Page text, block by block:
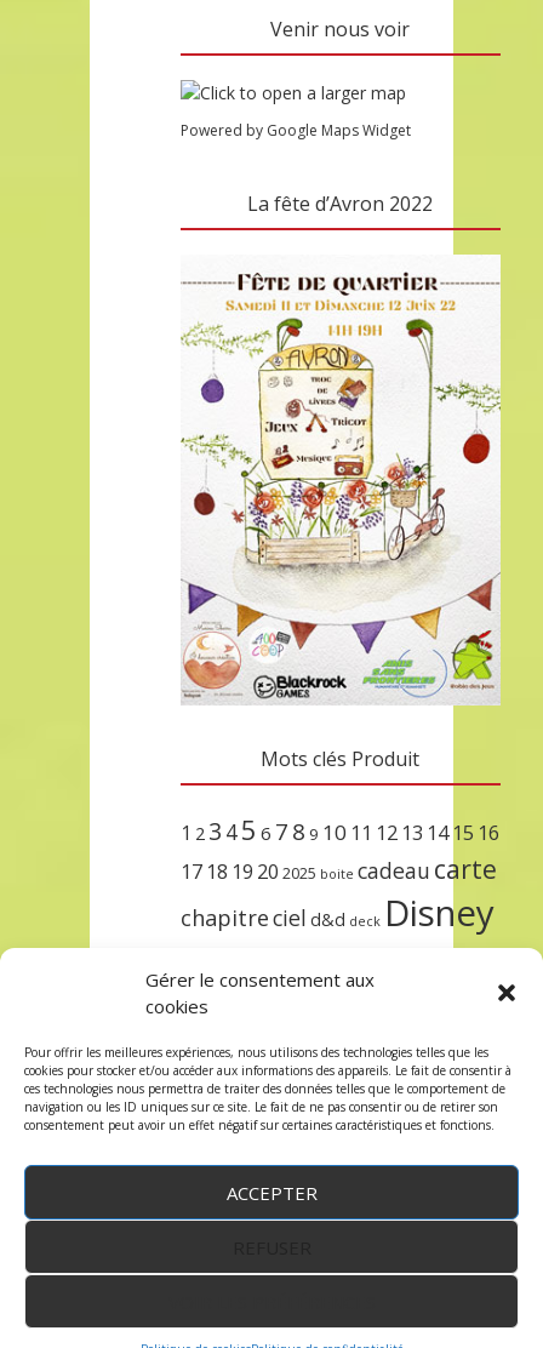
Gérer le consentement aux
cookies
Pour offrir les meilleures expériences, nous utilisons des technologies telles que les
cookies pour stocker et/ou accéder aux informations des appareils. Le fait de consentir à
ces technologies nous permettra de traiter des données telles que le comportement de
navigation ou les ID uniques sur ce site. Le fait de ne pas consentir ou de retirer son
consentement peut avoir un effet négatif sur certaines caractéristiques et fonctions.
ACCEPTER
Venir nous voir
Powered by Google Maps Widget
La fête d’Avron 2022
Mots clés Produit
1 2 3 45 6 7 8 9 10 11 12 13 14 15 16
17 18 19 20 2025 boite cadeau carte
chapitreciel d&d deck Disney
lorcana
protègeprécommandesetsleeve
terre trois unlockursula étincelant
Copyright © 2023 robindesjeux.com -Mentions